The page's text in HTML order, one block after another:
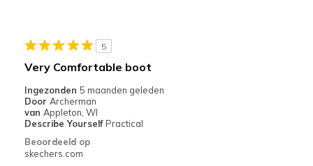
Feels true to width
Sizing
Feels true to size
View On Shoes
I'm Really Into Shoes
5
Very Comfortable boot
Ingezonden 5 maanden geleden
Door Archerman
van Appleton, WI
Describe Yourself Practical
Beoordeeld op
skechers.com